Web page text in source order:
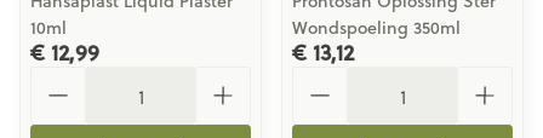
10ml
€ 12,99
Wondspoeling 350ml
€ 13,12